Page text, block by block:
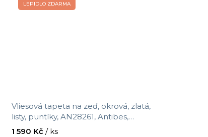
LEPIDLO ZDARMA
Vliesová tapeta na zeď, okrová, zlatá,
listy, puntíky, AN28261, Antibes,
Decoprint, velikost 10,05 x 0,53 m
1 590 Kč / ks